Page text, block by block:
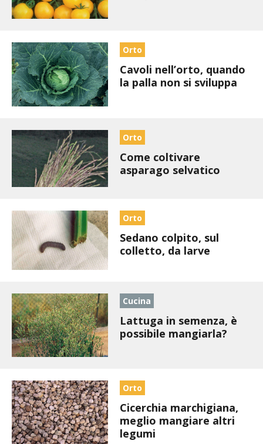
STORIE DEI LETTORI
CONSERVARE LA FRUTTA
CONSERVE DELL’ORTO
FACEM
STIHL
BLUMEN
PELLENC
MEDICINA DEI SEMPLICI
COMPO
HUSQVARNA
BENZA
ORTO BIO – TECNICHE DI COLTIVAZIONE
Orto
Cavoli nell’orto, quando
la palla non si sviluppa
Orto
Come coltivare
asparago selvatico
Orto
Sedano colpito, sul
colletto, da larve
Cucina
Lattuga in semenza, è
possibile mangiarla?
Orto
Cicerchia marchigiana,
meglio mangiare altri
legumi